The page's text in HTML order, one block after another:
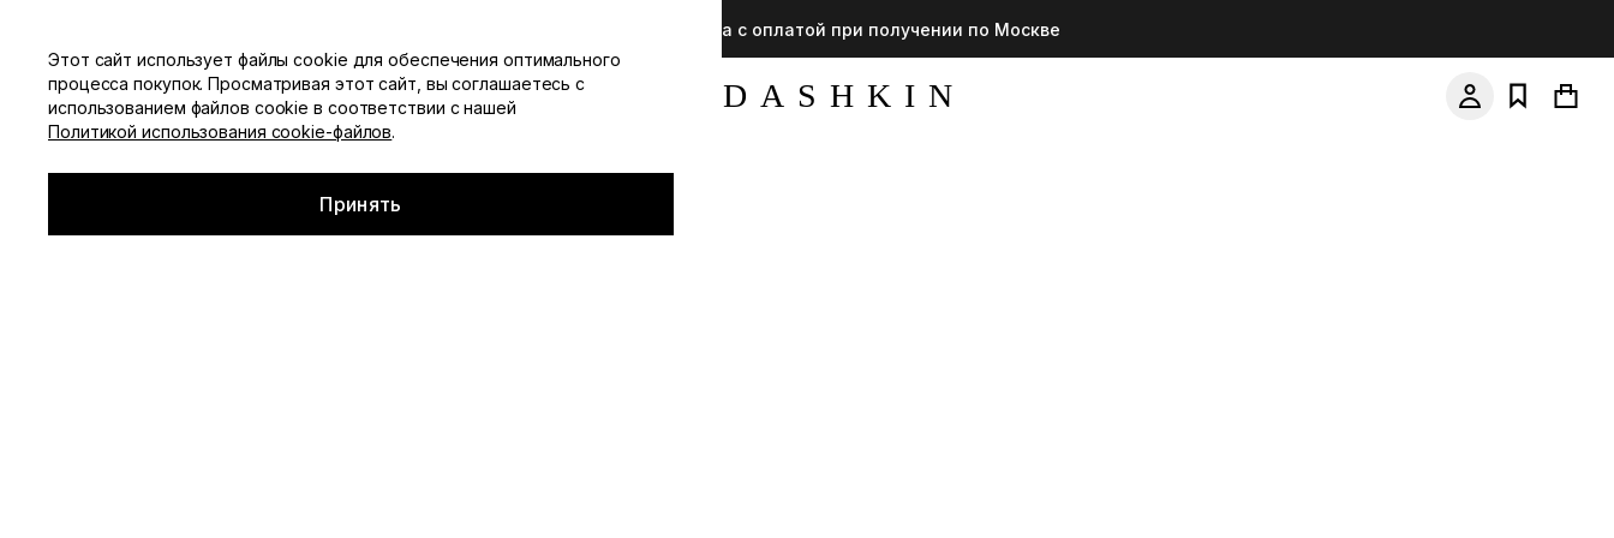
Доступна примерка с оплатой при получении по Москве
Каталог YUDASHKIN
Смотреть все
Главная▪Каталог
Этот сайт использует файлы cookie для обеспечения оптимального
процесса покупок. Просматривая этот сайт, вы соглашаетесь с
использованием файлов cookie в соответствии с нашей
Политикой использования cookie-файлов.
Принять